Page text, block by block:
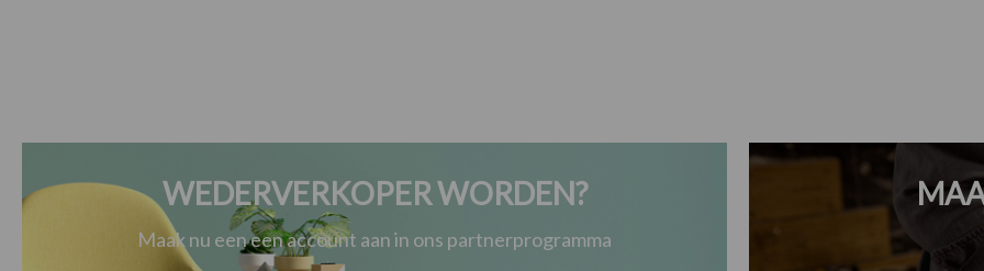
WEDERVERKOPER WORDEN?
Maak nu een een account aan in ons partnerprogramma